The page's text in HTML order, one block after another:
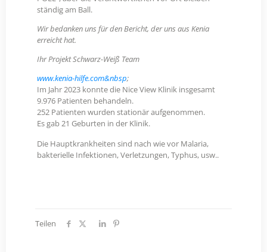
ständig am Ball.
Wir bedanken uns für den Bericht, der uns aus Kenia
erreicht hat.
Ihr Projekt Schwarz-Weiß Team
www.kenia-hilfe.com&nbsp;
Im Jahr 2023 konnte die Nice View Klinik insgesamt
9.976 Patienten behandeln.
252 Patienten wurden stationär aufgenommen.
Es gab 21 Geburten in der Klinik.
Die Hauptkrankheiten sind nach wie vor Malaria,
bakterielle Infektionen, Verletzungen, Typhus, usw..
Teilen